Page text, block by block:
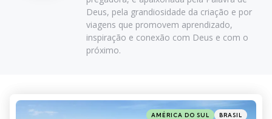
Deus, pela grandiosidade da criação e por
viagens que promovem aprendizado,
inspiração e conexão com Deus e com o
próximo.
Categories
Posted
AMÉRICA DO SUL BRASIL